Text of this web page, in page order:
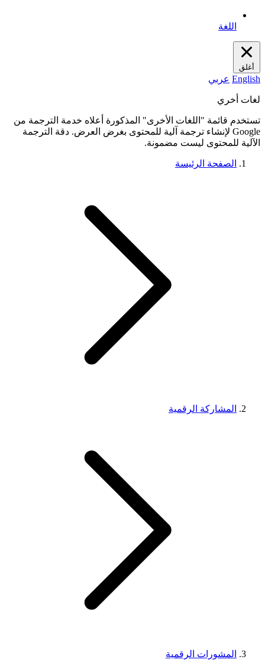
اللغة
أغلق
English عربي
لغات أخري
تستخدم قائمة "اللغات الأخرى" المذكورة أعلاه خدمة الترجمة من
Google لإنشاء ترجمة آلية للمحتوى بغرض العرض. دقة الترجمة
الآلية للمحتوى ليست مضمونة.
الصفحة الرئيسة
المشاركة الرقمية
المشورات الرقمية